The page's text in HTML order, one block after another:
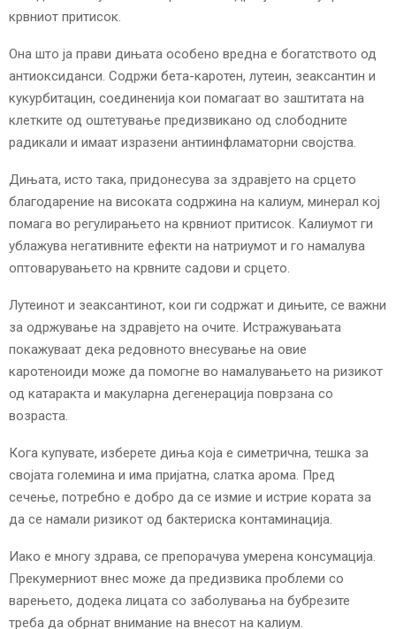
крвниот притисок.
Она што ја прави дињата особено вредна е богатството од
антиоксиданси. Содржи бета-каротен, лутеин, зеаксантин и
кукурбитацин, соединенија кои помагаат во заштитата на
клетките од оштетување предизвикано од слободните
радикали и имаат изразени антиинфламаторни својства.
Дињата, исто така, придонесува за здравјето на срцето
благодарение на високата содржина на калиум, минерал кој
помага во регулирањето на крвниот притисок. Калиумот ги
ублажува негативните ефекти на натриумот и го намалува
оптоварувањето на крвните садови и срцето.
Лутеинот и зеаксантинот, кои ги содржат и дињите, се важни
за одржување на здравјето на очите. Истражувањата
покажуваат дека редовното внесување на овие
каротеноиди може да помогне во намалувањето на ризикот
од катаракта и макуларна дегенерација поврзана со
возраста.
Кога купувате, изберете диња која е симетрична, тешка за
својата големина и има пријатна, слатка арома. Пред
сечење, потребно е добро да се измие и истрие кората за
да се намали ризикот од бактериска контаминација.
Иако е многу здрава, се препорачува умерена консумација.
Прекумерниот внес може да предизвика проблеми со
варењето, додека лицата со заболувања на бубрезите
треба да обрнат внимание на внесот на калиум.